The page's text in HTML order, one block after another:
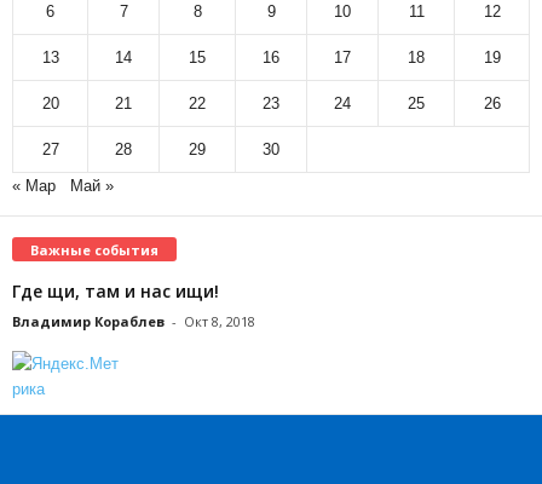
6 7 8 9 10 11 12
13 14 15 16 17 18 19
20 21 22 23 24 25 26
27 28 29
30
« Мар
Май »
Важные события
Где щи, там и нас ищи!
Владимир Кораблев - Окт 8, 2018